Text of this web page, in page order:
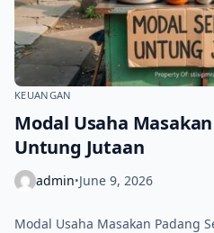
KEUANGAN
Modal Usaha
Untung Jutaan
admin•June 9, 2026
Modal Usaha Masakan Padang